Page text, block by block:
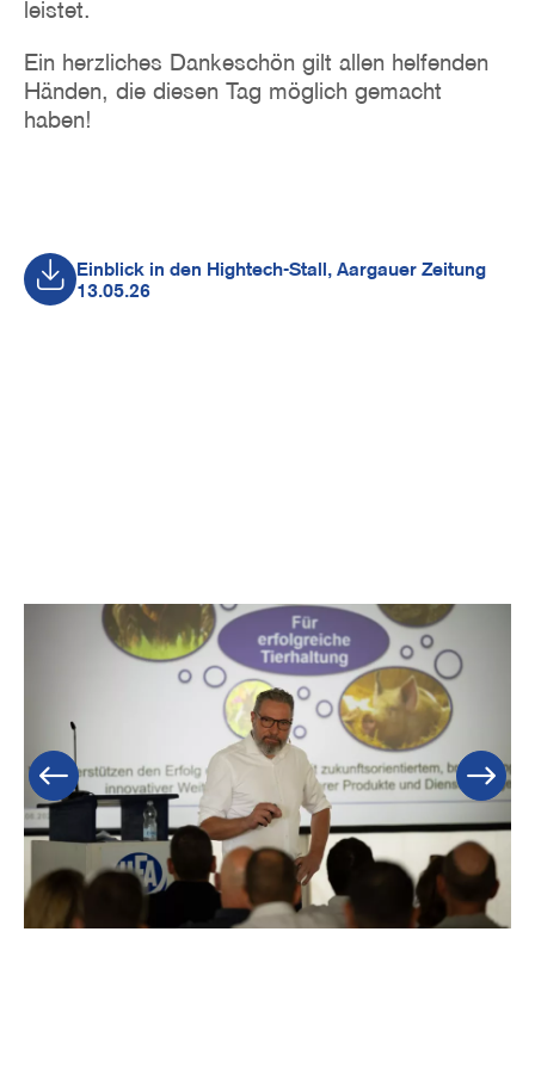
leistet.
Ein herzliches Dankeschön gilt allen helfenden
Händen, die diesen Tag möglich gemacht
haben!
DocumentEinblick in den Hightech-Stall, Aargauer Zeitung
13.05.26